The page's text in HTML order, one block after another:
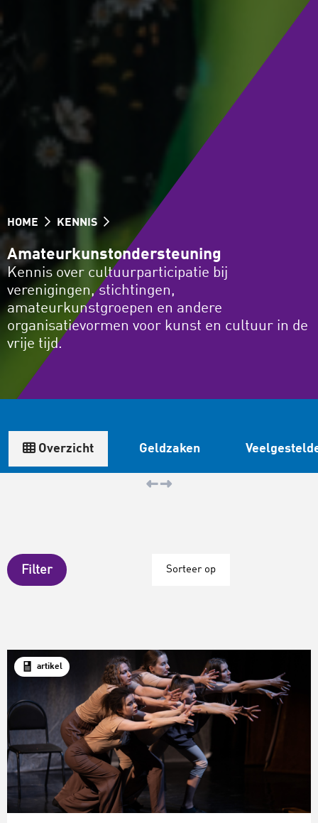
HOME KENNIS
Amateurkunstondersteuning
Kennis over cultuurparticipatie bij
verenigingen, stichtingen,
amateurkunstgroepen en andere
organisatievormen voor kunst en cultuur in de
vrije tijd.
Overzicht Geldzaken
Filter Sorteer op
artikel